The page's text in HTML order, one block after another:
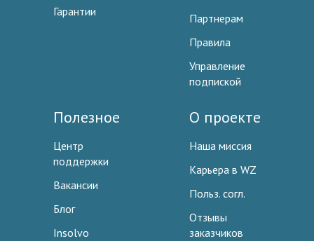
Гарантии
Партнерам
Правила
Управление
подпиской
Полезное
Центр
поддержки
Вакансии
Блог
Insolvo
О проекте
Наша миссия
Карьера в WZ
Польз. согл.
Отзывы
заказчиков